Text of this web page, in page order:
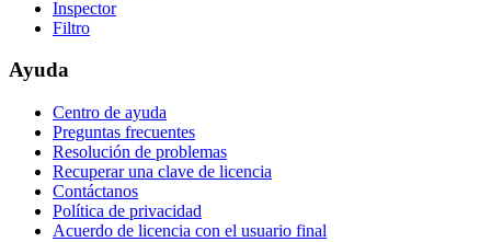
Inspector
Filtro
Ayuda
Centro de ayuda
Preguntas frecuentes
Resolución de problemas
Recuperar una clave de licencia
Contáctanos
Política de privacidad
Acuerdo de licencia con el usuario final